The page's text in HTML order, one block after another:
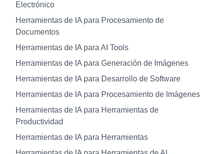
Electrónico
Herramientas de IA para Procesamiento de
Documentos
Herramientas de IA para AI Tools
Herramientas de IA para Generación de Imágenes
Herramientas de IA para Desarrollo de Software
Herramientas de IA para Procesamiento de Imágenes
Herramientas de IA para Herramientas de
Productividad
Herramientas de IA para Herramientas